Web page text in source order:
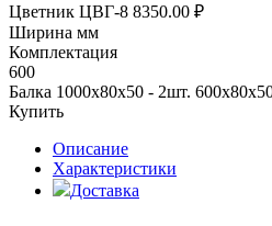
Цветник ЦВГ-8 8350.00 ₽
Ширина мм
Комплектация
600
Балка 1000х80х50 - 2шт.
Купить
Описание
Характеристики
Доставка